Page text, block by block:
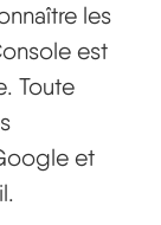
les
est
Toute
et